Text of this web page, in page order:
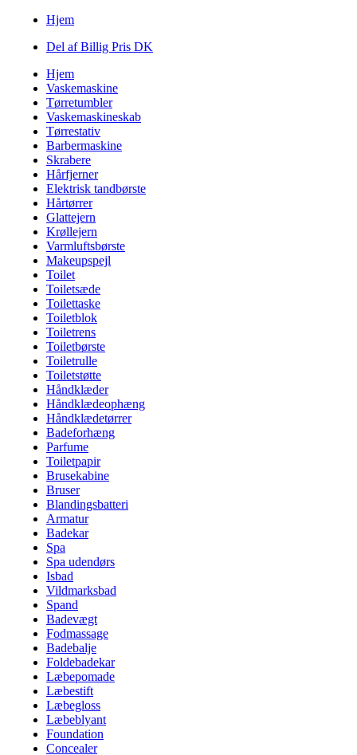
Hjem
Del af Billig Pris DK
Hjem
Vaskemaskine
Tørretumbler
Vaskemaskineskab
Tørrestativ
Barbermaskine
Skrabere
Hårfjerner
Elektrisk tandbørste
Hårtørrer
Glattejern
Krøllejern
Varmluftsbørste
Makeupspejl
Toilet
Toiletsæde
Toilettaske
Toiletblok
Toiletrens
Toiletbørste
Toiletrulle
Toiletstøtte
Håndklæder
Håndklædeophæng
Håndklædetørrer
Badeforhæng
Parfume
Toiletpapir
Brusekabine
Bruser
Blandingsbatteri
Armatur
Badekar
Spa
Spa udendørs
Isbad
Vildmarksbad
Spand
Badevægt
Fodmassage
Badebalje
Foldebadekar
Læbepomade
Læbestift
Læbegloss
Læbeblyant
Foundation
Concealer